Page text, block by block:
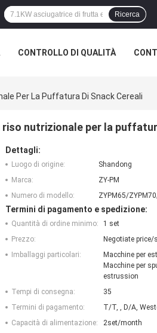
Ricerca
CONTROLLO DI QUALITÀ
Per La Puffatura Di Snack Cereali
nutrizionale per la
Dettagli:
Luogo di origine:
Shandong
Marca:
ZY-PM
Numero di modello:
ZYPM65/
Termini di pagamento e spedizione:
Quantità di ordine minimo:
1 set
Prezzo:
Negotiate price/
Imballaggi particolari:
Macchine per
Macchine per
estrussion
Tempi di consegna:
35
Termini di pagamento:
T/T, , D/A,
Capacità di alimentazione:
2set/month